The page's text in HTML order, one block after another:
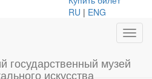
RU | ENG